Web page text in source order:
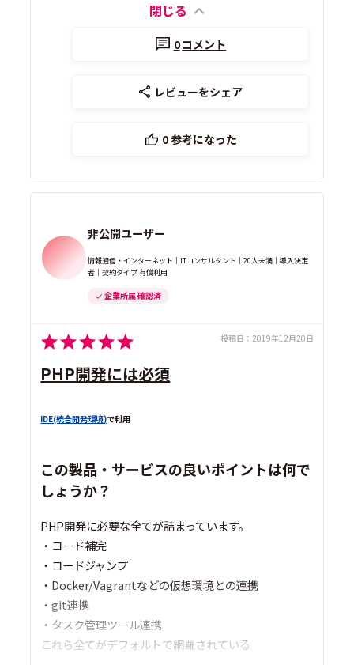
閉じる
0コメント
レビューをシェア
0参考になった
非公開ユーザー
情報通信・インターネット｜ITコンサルタント｜20人未満｜導入決定
者｜契約タイプ 有償利用
企業所属 確認済
投稿日： 2019年12月20日
PHP開発には必須
IDE(統合開発環境)で利用
この製品・サービスの良いポイントは何で
しょうか？
PHP開発に必要な全てが詰まっています。
・コード補完
・コードジャンプ
・Docker/Vagrantなどの仮想環境との連携
・git連携
・タスク管理ツール連携
これら全てがデフォルトで網羅されている